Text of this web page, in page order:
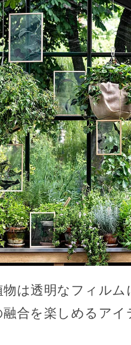
は透明なフィル
融合を楽しめるア